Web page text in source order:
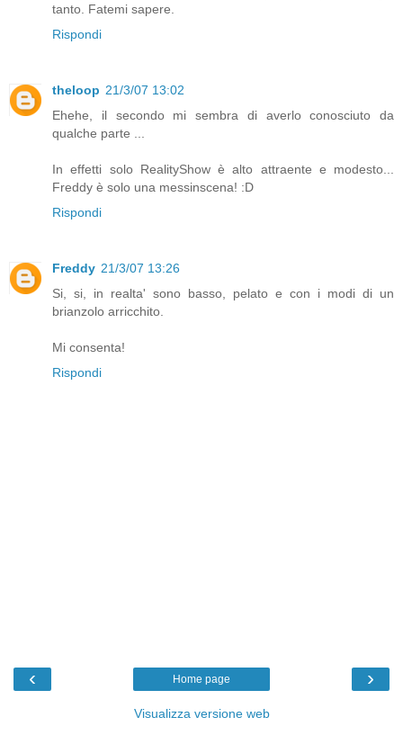
tanto. Fatemi sapere.
Rispondi
theloop 21/3/07 13:02
Ehehe, il secondo mi sembra di averlo conosciuto da
qualche parte ...
In effetti solo RealityShow è alto attraente e modesto...
Freddy è solo una messinscena! :D
Rispondi
Freddy 21/3/07 13:26
Si, si, in realta' sono basso, pelato e con i modi di un
brianzolo arricchito.
Mi consenta!
Rispondi
‹ ›
Home page
Visualizza versione web